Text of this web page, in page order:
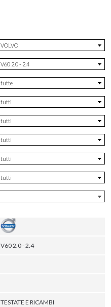
V60 2.0 - 2.4
TESTATE E RICAMBI